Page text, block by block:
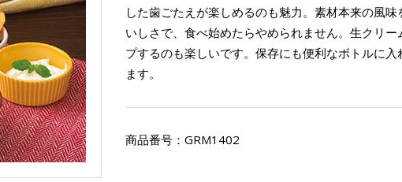
した歯ごたえが楽しめるのも魅力。素材本来の風
いしさで、食べ始めたらやめられません。生クリ
プするのも楽しいです。保存にも便利なボトルに
ます。
商品番号： GRM1402